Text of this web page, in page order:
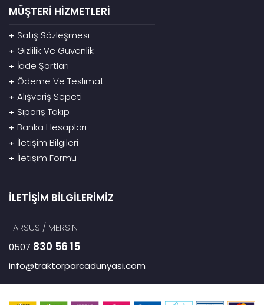
MÜŞTERİ HİZMETLERİ
+ Satış Sözleşmesi
+ Gizlilik Ve Güvenlik
+ İade Şartları
+ Ödeme Ve Teslimat
+ Alışveriş Sepeti
+ Sipariş Takip
+ Banka Hesapları
+ İletişim Bilgileri
+ İletişim Formu
İLETİŞİM BİLGİLERİMİZ
TARSUS / MERSİN
0507 830 56 15
info@traktorparcadunyasi.com